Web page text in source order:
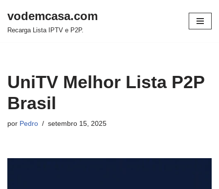
Pular
vodemcasa.com
Recarga Lista IPTV e P2P.
UniTV Melhor Lista P2P
Brasil
por Pedro setembro 15, 2025